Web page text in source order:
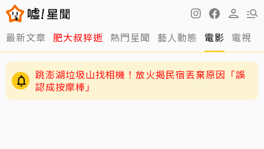
最新文章 肥大叔猝逝 熱門星聞 藝人動態 電影 電視
跳澎湖垃圾山找相機！放火揭民宿丟棄原因「誤
認成按摩棒」